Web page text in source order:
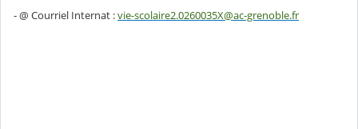
- @ Courriel Internat :vie-scolaire2.0260035X@ac-grenoble.fr